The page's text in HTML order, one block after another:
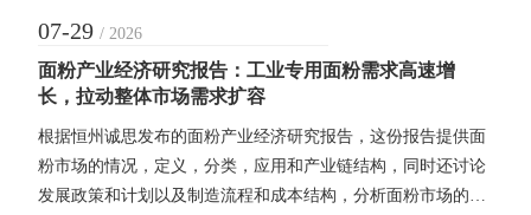
07-29 / 2026
面粉产业经济研究报告：工业专用面粉需求高速增
长，拉动整体市场需求扩容
根据恒州诚思发布的面粉产业经济研究报告，这份报告提供面
粉市场的情况，定义，分类，应用和产业链结构，同时还讨论
发展政策和计划以及制造流程和成本结构，分析面粉市场的发